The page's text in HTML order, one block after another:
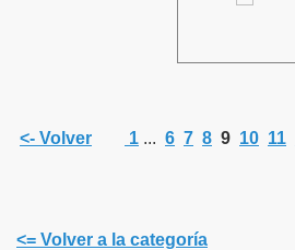
<- Volver 1 ... 6 7 8 9 10 11
<= Volver a la categoría